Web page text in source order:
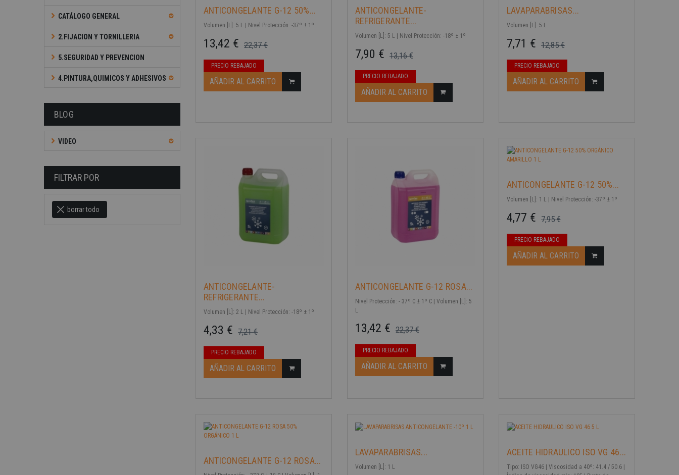
CATÁLOGO GENERAL
2.FIJACION Y TORNILLERIA
5.SEGURIDAD Y PREVENCION
4.PINTURA,QUIMICOS Y ADHESIVOS
BLOG
VIDEO
FILTRAR POR
borrar todo
ANTICONGELANTE G-12 50%...
Volumen [L]: 5 L | Nivel Protección: -37º ± 1º
22,37 €
13,42 €
PRECIO REBAJADO
AÑADIR AL CARRITO
ANTICONGELANTE-
REFRIGERANTE...
Volumen [L]: 5 L | Nivel Protección: -18º ± 1º
13,16 €
7,90 €
PRECIO REBAJADO
AÑADIR AL CARRITO
LAVAPARABRISAS...
Volumen [L]: 5 L
12,85 €
7,71 €
PRECIO REBAJADO
AÑADIR AL CARRITO
ANTICONGELANTE-
REFRIGERANTE...
Volumen [L]: 2 L | Nivel Protección: -18º ± 1º
7,21 €
4,33 €
PRECIO REBAJADO
AÑADIR AL CARRITO
ANTICONGELANTE G-12 ROSA...
Nivel Protección: - 37º C ± 1º C | Volumen [L]: 5
L
22,37 €
-40%
13,42 €
PRECIO REBAJADO
AÑADIR AL CARRITO
ANTICONGELANTE G-12 50%...
Volumen [L]: 1 L | Nivel Protección: -37º ± 1º
7,95 €
4,77 €
PRECIO REBAJADO
AÑADIR AL CARRITO
ANTICONGELANTE G-12 ROSA...
-40%
LAVAPARABRISAS...
Volumen [L]: 1 L
ACEITE HIDRAULICO ISO VG 46...
Tipo: ISO VG46 | Viscosidad a 40º: 41.4 / 50.6 |